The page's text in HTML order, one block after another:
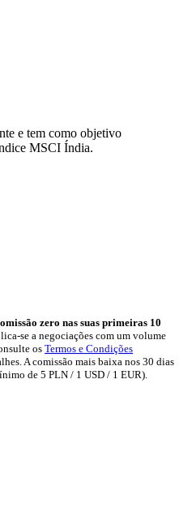
e tem como objetivo
MSCI Índia.
zero nas suas primeiras 10
se a negociações com um volume
os Termos e Condições
A comissão mais baixa nos 30 dias
de 5 PLN / 1 USD / 1 EUR).